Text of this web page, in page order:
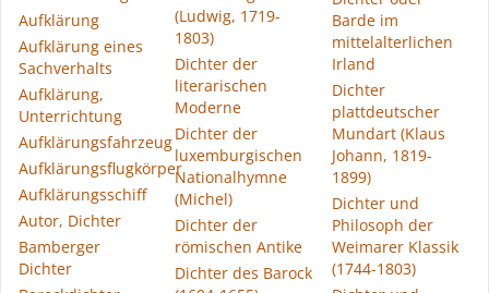
Aufklärung
Aufklärung eines
Sachverhalts
Aufklärung,
Unterrichtung
Aufklärungsfahrzeug
Aufklärungsflugkörper
Aufklärungsschiff
Autor, Dichter
Bamberger
Dichter
(Ludwig, 1719-
1803)
Dichter der
literarischen
Moderne
Dichter der
luxemburgischen
Nationalhymne
(Michel)
Dichter der
römischen Antike
Dichter des Barock
Barde im
mittelalterlichen
Irland
Dichter
plattdeutscher
Mundart (Klaus
Johann, 1819-
1899)
Dichter und
Philosoph der
Weimarer Klassik
(1744-1803)